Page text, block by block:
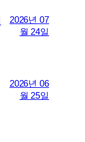
2026년 07
월 24일
2026년 06
월 25일